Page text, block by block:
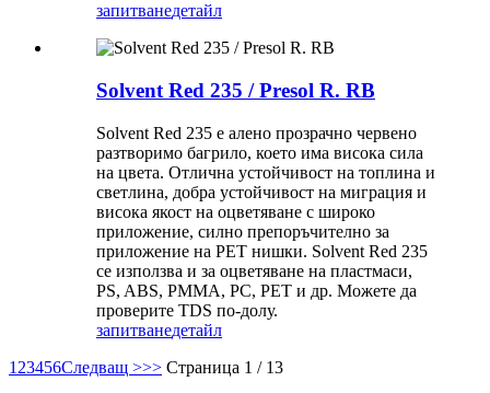
запитванедетайл
Solvent Red 235 / Presol R. RB
Solvent Red 235 е алено прозрачно червено
разтворимо багрило, което има висока сила
на цвета. Отлична устойчивост на топлина и
светлина, добра устойчивост на миграция и
висока якост на оцветяване с широко
приложение, силно препоръчително за
приложение на PET нишки. Solvent Red 235
се използва и за оцветяване на пластмаси,
PS, ABS, PMMA, PC, PET и др. Можете да
проверите TDS по-долу.
запитванедетайл
1 23456Следващ >>> Страница 1 / 13